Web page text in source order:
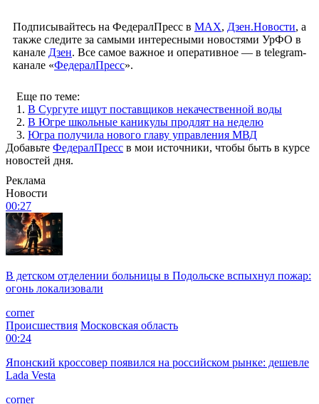
Подписывайтесь на ФедералПресс в МАХ, Дзен.Новости, а
также следите за самыми интересными новостями УрФО в
канале Дзен. Все самое важное и оперативное — в telegram-
канале «ФедералПресс».
Еще по теме:
1. В Сургуте ищут поставщиков некачественной воды
2. В Югре школьные каникулы продлят на неделю
3. Югра получила нового главу управления МВД
Добавьте ФедералПресс в мои источники, чтобы быть в курсе
новостей дня.
Реклама
Новости
00:27
В детском отделении больницы в Подольске вспыхнул пожар:
огонь локализовали
corner
Происшествия Московская область
00:24
Японский кроссовер появился на российском рынке: дешевле
Lada Vesta
corner